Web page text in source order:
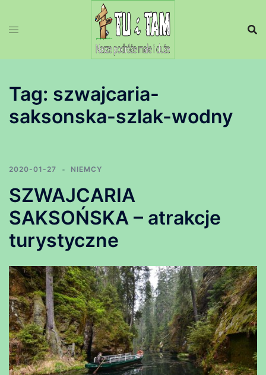
Tag: szwajcaria-
saksonska-szlak-wodny
2020-01-27 NIEMCY
SZWAJCARIA
SAKSOŃSKA – atrakcje
turystyczne